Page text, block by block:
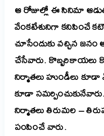
ఆ రోజుల్లో ఈ సినిమా
వేంకటేశునిగా కనిపించే
చూసేందుకు వచ్చిన జనం
చేసేవారు. కొబ్బరికాయలు
నిర్మాతలు హుండీలు
కూడా
నిర్మాతలు తిరుమల –
పంపించే వారు.